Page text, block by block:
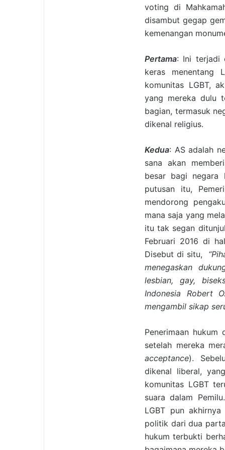
voting di
disambut gegap
kemenangan
Pertama: Ini terjadi
keras menentang
komunitas LGBT,
yang mereka dulu
bagian, termasuk
dikenal religius.
Kedua: AS adalah
sana akan
besar bagi negara
putusan itu,
mendorong
mana saja yang
itu tak segan
Februari 2016 di
Disebut di situ,
menegaskan
lesbian, gay,
Indonesia Robert
mengambil sikap
Penerimaan
setelah mereka
acceptance).
dikenal liberal,
komunitas LGBT
suara dalam
LGBT pun
politik dari dua
hukum terbukti